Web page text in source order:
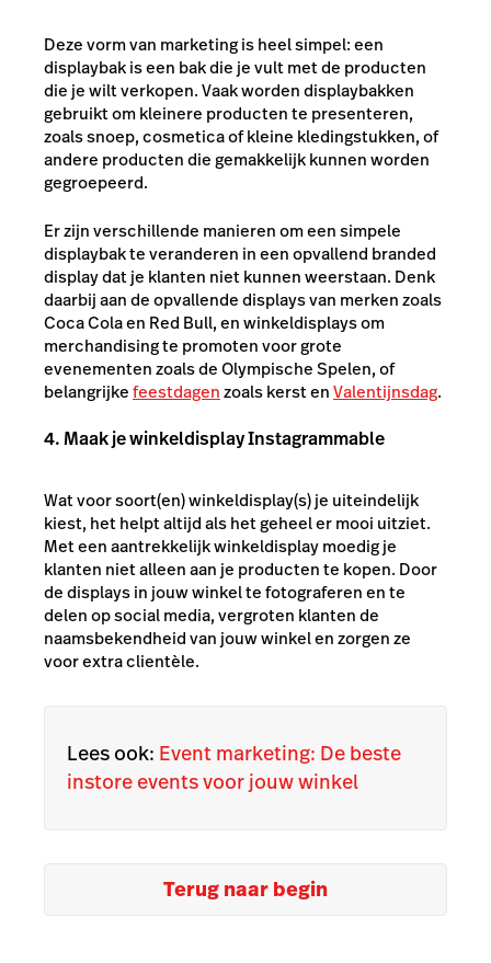
Deze vorm van marketing is heel simpel: een
displaybak is een bak die je vult met de producten
die je wilt verkopen. Vaak worden displaybakken
gebruikt om kleinere producten te presenteren,
zoals snoep, cosmetica of kleine kledingstukken, of
andere producten die gemakkelijk kunnen worden
gegroepeerd.
Er zijn verschillende manieren om een simpele
displaybak te veranderen in een opvallend branded
displaydat je klanten niet kunnen weerstaan. Denk
daarbij aan de opvallende displays van merken zoals
Coca Cola en Red Bull, en winkeldisplays om
merchandising te promoten voor grote
evenementen zoals de Olympische Spelen, of
belangrijkefeestdagenzoals kerst enValentijnsdag.
4. Maak je winkeldisplayInstagrammable
Wat voor soort(en) winkeldisplay(s) je uiteindelijk
kiest, het helpt altijd als het geheel er mooi uitziet.
Met een aantrekkelijk winkeldisplay moedig je
klanten niet alleen aan je producten te kopen. Door
de displays in jouw winkel te fotograferen en te
delen op social media, vergroten klanten de
naamsbekendheid van jouw winkel en zorgen ze
voor extra clientèle.
Lees ook: Event marketing: De beste
instore events voor jouw winkel
Terug naar begin